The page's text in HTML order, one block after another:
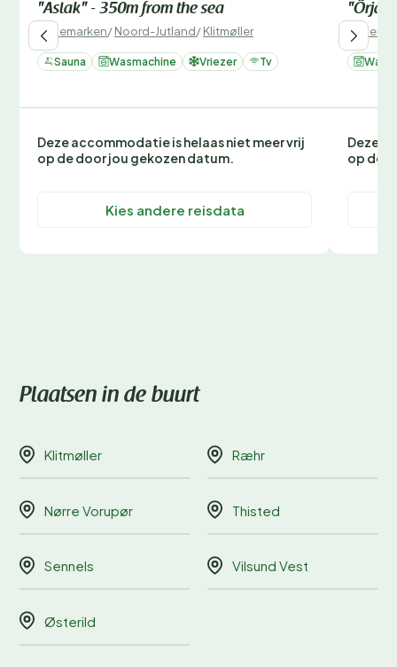
"Aslak" - 350m from the sea
Denemarken/Noord-Jutland/Klitmøller
Sauna Wasmachine Vriezer Tv
Deze accommodatie is helaas niet meer vrij
op de door jou gekozen datum.
Kies andere reisdata
Deze
op de
Plaatsen in de buurt
Klitmøller Ræhr
Nørre Vorupør Thisted
Sennels Vilsund Vest
Østerild